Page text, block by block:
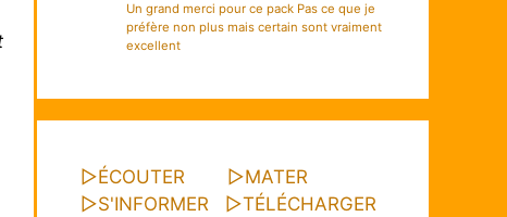
Un grand merci pour ce pack Pas ce que je
préfère non plus mais certain sont vraiment
excellent
▷ÉCOUTER ▷MATER
▷S'INFORMER ▷TÉLÉCHARGER